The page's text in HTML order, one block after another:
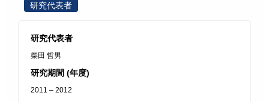
研究代表者
研究代表者
柴田 哲男
研究期間 (年度)
2011 – 2012